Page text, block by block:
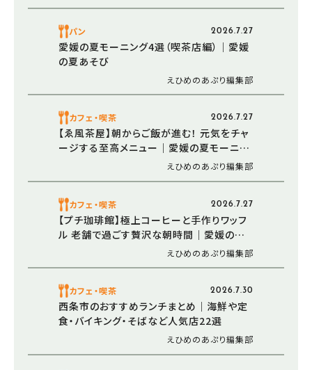
パン 2026.7.27
愛媛の夏モーニング4選（喫茶店編）｜愛媛
の夏あそび
えひめのあぷり編集部
カフェ・喫茶 2026.7.27
【ゑ風茶屋】朝からご飯が進む！ 元気をチャ
ージする至高メニュー｜愛媛の夏モーニン
えひめのあぷり編集部
カフェ・喫茶 2026.7.27
【プチ珈琲館】極上コーヒーと手作りワッフ
ル 老舗で過ごす贅沢な朝時間｜愛媛の夏
モーニング（愛媛/西条市）えひめのあぷり編集部
カフェ・喫茶 2026.7.30
西条市のおすすめランチまとめ｜海鮮や定
食・バイキング・そばなど人気店22選
えひめのあぷり編集部